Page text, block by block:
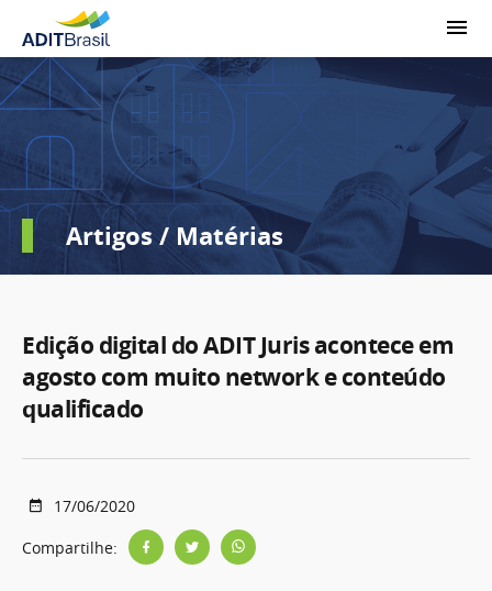
Artigos / Matérias
Edição digital do ADIT Juris acontece em
agosto com muito network e conteúdo
qualificado
17/06/2020
Compartilhe: